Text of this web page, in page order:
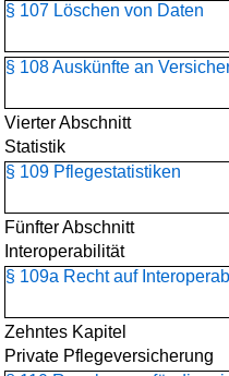
§ 107 Löschen von Daten
§ 108 Auskünfte an
Vierter Abschnitt
Statistik
§ 109 Pflegestatistiken
Fünfter Abschnitt
Interoperabilität
§ 109a Recht auf
Zehntes Kapitel
Private Pflegeversicherung